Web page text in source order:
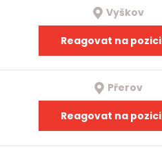
Vyškov
Reagovat na pozici
Přerov
Reagovat na pozici